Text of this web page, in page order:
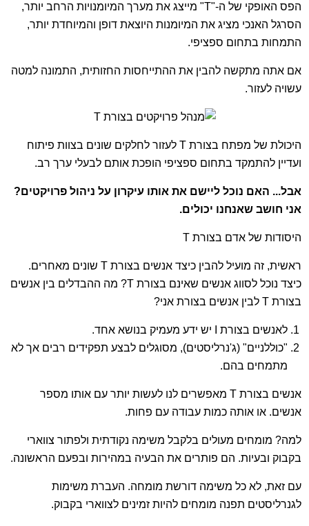
הפס האופקי של ה-"T" מייצג את מערך המיומנויות הרחב יותר,
הסרגל האנכי מציג את המיומנות היוצאת דופן והמיוחדת יותר,
התמחות בתחום ספציפי.
אם אתה מתקשה להבין את ההתייחסות החזותית, התמונה למטה
עשויה לעזור.
היכולת של מפתח בצורת T לעזור לחלקים שונים בצוות פיתוח
ועדיין להתמקד בתחום ספציפי הופכת אותם לבעלי ערך רב.
אבל... האם נוכל ליישם את אותו עיקרון על ניהול פרויקטים?
אני חושב שאנחנו יכולים.
היסודות של אדם בצורת T
ראשית, זה מועיל להבין כיצד אנשים בצורת T שונים מאחרים.
כיצד נוכל לסווג אנשים שאינם בצורת T? מה ההבדלים בין אנשים
בצורת T לבין אנשים בצורת אני?
לאנשים בצורת I יש ידע מעמיק בנושא אחד.
"כוללניים" (ג'נרליסטים), מסוגלים לבצע תפקידים רבים אך לא
מתמחים בהם.
אנשים בצורת T מאפשרים לנו לעשות יותר עם אותו מספר
אנשים. או אותה כמות עבודה עם פחות.
למה? מומחים מעולים בלקבל משימה נקודתית ולפתור צווארי
בקבוק ובעיות. הם פותרים את הבעיה במהירות ובפעם הראשונה.
עם זאת, לא כל משימה דורשת מומחה. העברת משימות
לגנרליסטים תפנה מומחים להיות זמינים לצווארי בקבוק.